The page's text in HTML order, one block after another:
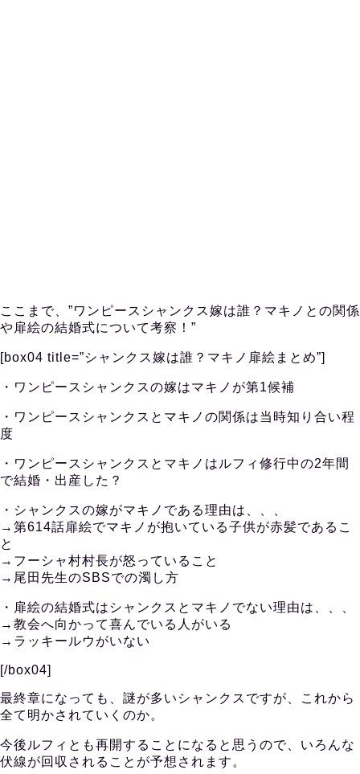
ここまで、”ワンピースシャンクス嫁は誰？マキノとの関係
や扉絵の結婚式について考察！”
[box04 title=”シャンクス嫁は誰？マキノ扉絵まとめ”]
・ワンピースシャンクスの嫁はマキノが第1候補
・ワンピースシャンクスとマキノの関係は当時知り合い程
度
・ワンピースシャンクスとマキノはルフィ修行中の2年間
で結婚・出産した？
・シャンクスの嫁がマキノである理由は、、、
→第614話扉絵でマキノが抱いている子供が赤髪であるこ
と
→フーシャ村村長が怒っていること
→尾田先生のSBSでの濁し方
・扉絵の結婚式はシャンクスとマキノでない理由は、、、
→教会へ向かって喜んでいる人がいる
→ラッキールウがいない
[/box04]
最終章になっても、謎が多いシャンクスですが、これから
全て明かされていくのか。
今後ルフィとも再開することになると思うので、いろんな
伏線が回収されることが予想されます。